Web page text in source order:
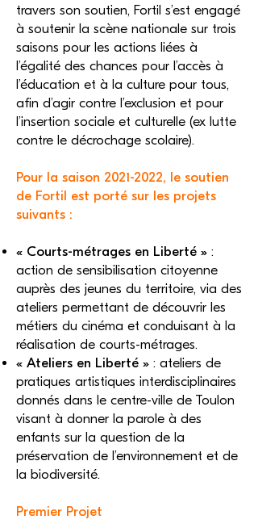
travers son soutien, Fortil s’est engagé
à soutenir la scène nationale sur trois
saisons pour les actions liées à
l’égalité des chances pour l’accès à
l’éducation et à la culture pour tous,
afin d’agir contre l’exclusion et pour
l’insertion sociale et culturelle (ex lutte
contre le décrochage scolaire).
Pour la saison 2021-2022, le soutien
de Fortil est porté sur les projets
suivants :
« Courts-métrages en Liberté » :
action de sensibilisation citoyenne
auprès des jeunes du territoire, via des
ateliers permettant de découvrir les
métiers du cinéma et conduisant à la
réalisation de courts-métrages.
« Ateliers en Liberté » : ateliers de
pratiques artistiques interdisciplinaires
donnés dans le centre-ville de Toulon
visant à donner la parole à des
enfants sur la question de la
préservation de l’environnement et de
la biodiversité.
Premier Projet